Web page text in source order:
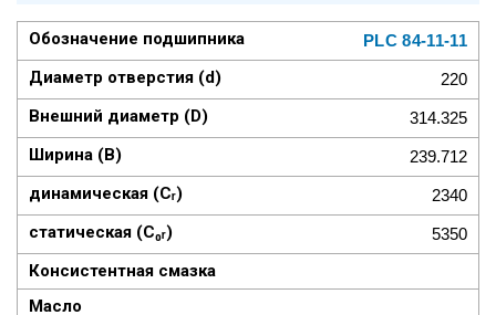
PLC 84-11-11
220
314.325
239.712
2340
5350